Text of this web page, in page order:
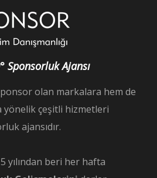
Sponsorluk Ajansı
olan markalara hem de
çeşitli hizmetleri
ajansıdır.
yılından beri her hafta